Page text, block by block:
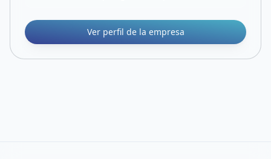
Ver perfil de la empresa